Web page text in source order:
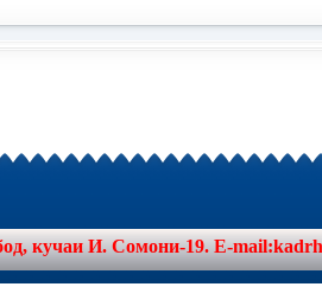
кучаи И. Сомони-19. E-